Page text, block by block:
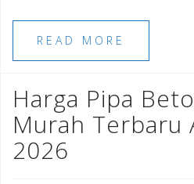
c
e
b
o
o
k
tt
e
r
ai
l
k
dI
n st
READ MORE
Harga Pipa
Murah Terbaru
2026